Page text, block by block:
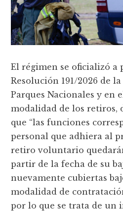
El régimen se oficializó a
Resolución 191/2026 de
Parques Nacionales y en
modalidad de los retiros,
que “las funciones
personal que adhiera al
retiro voluntario
partir de la fecha de su
nuevamente cubiertas
modalidad de
por lo que se trata de un